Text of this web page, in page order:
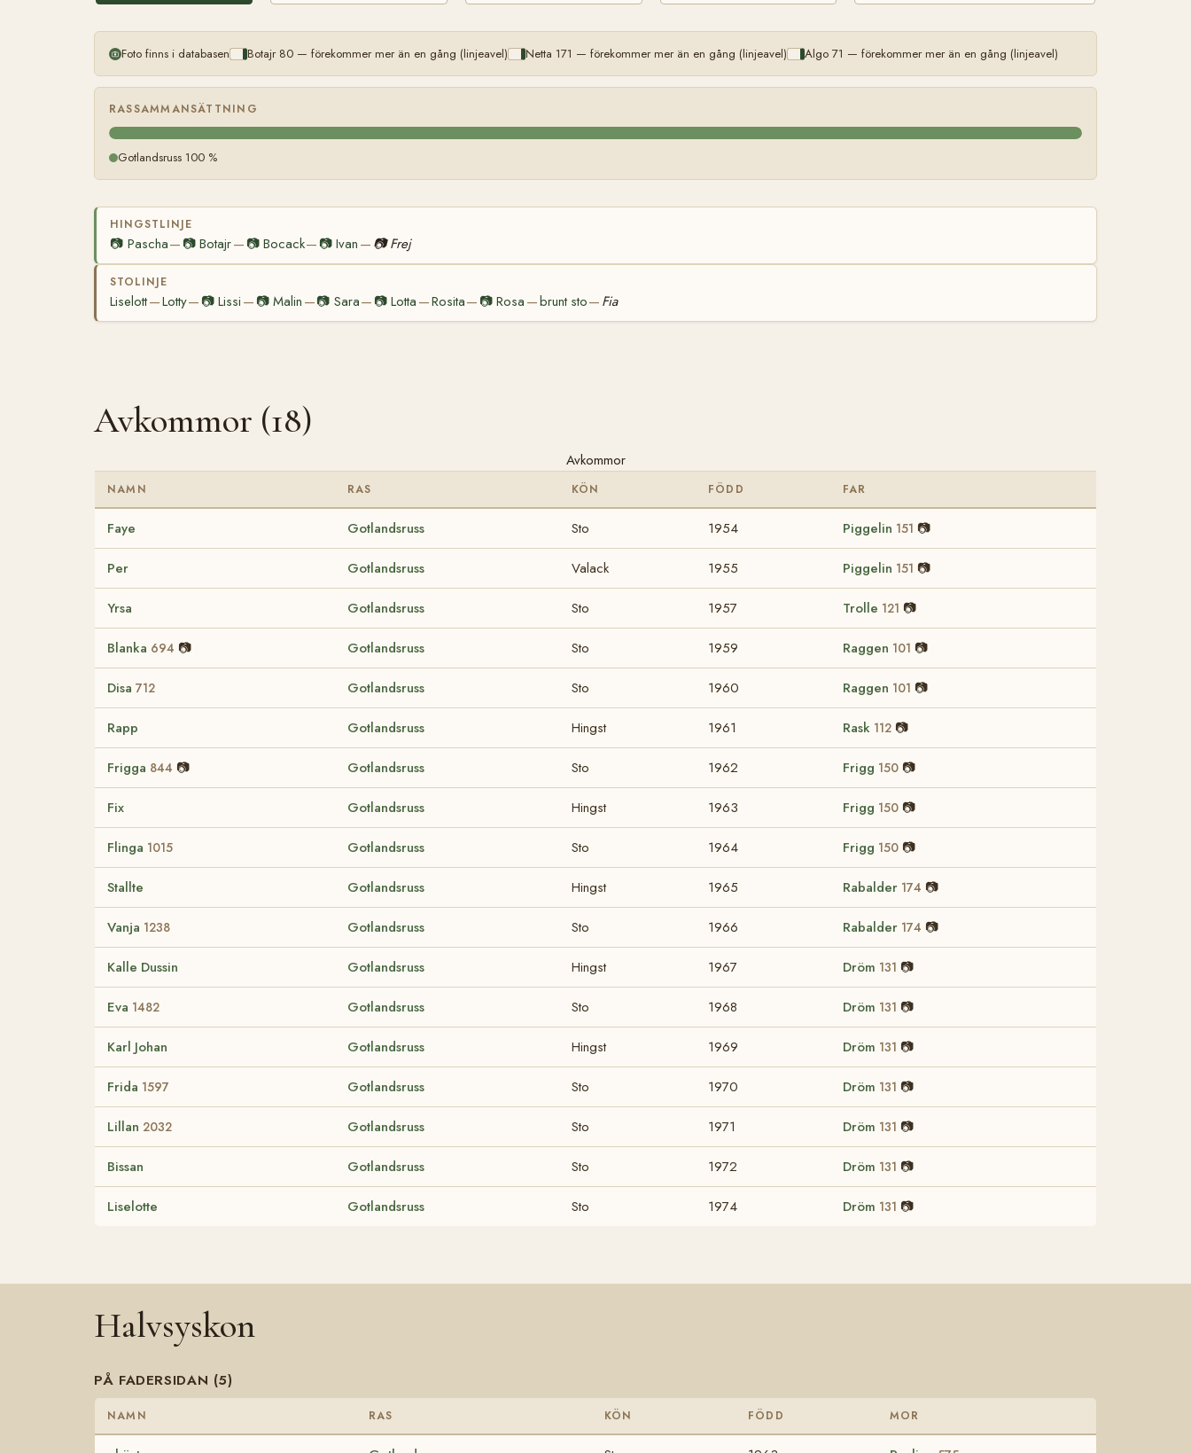
Foto finns i databasen Botajr 80 — förekommer mer än en gång (linjeavel) Netta 171 — förekommer mer än en gång (linjeavel) Algo 71 — förekommer mer än en gång (linjeavel)
RASSAMMANSÄTTNING
Gotlandsruss 100 %
HINGSTLINJE
📷 Pascha— 📷Botajr— 📷 Bocack— 📷 Ivan — 📷 Frej
STOLINJE
Liselott—Lotty— 📷Lissi — 📷Malin —📷 Sara— 📷Lotta —Rosita— 📷Rosa —brunt sto— Fia
Avkommor (18)
Avkommor
NAMN RAS KÖN FÖDD FAR
Faye Gotlandsruss Sto 1954 Piggelin 151 📷
Per Gotlandsruss Valack 1955 Piggelin 151 📷
Yrsa Gotlandsruss Sto 1957 Trolle 121 📷
Blanka 694 📷 Gotlandsruss Sto 1959 Raggen 101 📷
Disa 712 Gotlandsruss Sto 1960 Raggen 101 📷
Rapp Gotlandsruss Hingst 1961 Rask 112 📷
Frigga 844 📷 Gotlandsruss Sto 1962 Frigg 150 📷
Fix Gotlandsruss Hingst 1963 Frigg 150 📷
Flinga 1015 Gotlandsruss Sto 1964 Frigg 150 📷
Stallte Gotlandsruss Hingst 1965 Rabalder 174 📷
Vanja 1238 Gotlandsruss Sto 1966 Rabalder 174 📷
Kalle Dussin Gotlandsruss Hingst 1967 Dröm 131 📷
Eva 1482 Gotlandsruss Sto 1968 Dröm 131 📷
Karl Johan Gotlandsruss Hingst 1969 Dröm 131 📷
Frida 1597 Gotlandsruss Sto 1970 Dröm 131 📷
Lillan 2032 Gotlandsruss Sto 1971 Dröm 131 📷
Bissan Gotlandsruss Sto 1972 Dröm 131 📷
Liselotte Gotlandsruss Sto 1974 Dröm 131 📷
Halvsyskon
PÅ FADERSIDAN (5)
NAMN RAS KÖN FÖDD MOR